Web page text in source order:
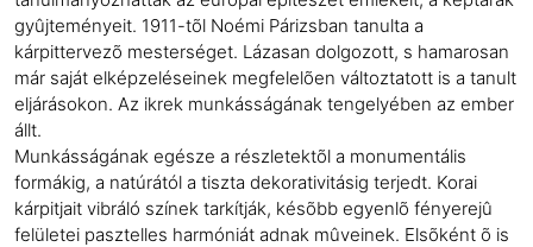
gyûjteményeit. 1911-tõl Noémi Párizsban tanulta a
kárpittervezõ mesterséget. Lázasan dolgozott, s hamarosan
már saját elképzeléseinek megfelelõen változtatott is a tanult
eljárásokon. Az ikrek munkásságának tengelyében az ember
állt.
Munkásságának egésze a részletektõl a monumentális
formákig, a natúrától a tiszta dekorativitásig terjedt. Korai
kárpitjait vibráló színek tarkítják, késõbb egyenlõ fényerejû
felületei pasztelles harmóniát adnak mûveinek. Elsõként õ is